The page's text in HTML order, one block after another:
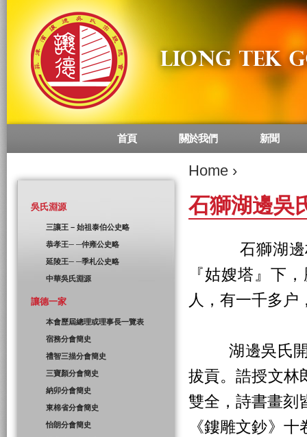
Home ›
石獅湖邊吳
石獅湖邊村
『姑嫂塔』下
人，有一千多户
湖邊吳氏開
拔貢。誥授文林
雙全，詩書畫刻
《鏤雕文鈔》
首頁 關於我們 新聞
吳氏淵源
三讓王 – 始祖泰伯公史略
恭孝王─ ─仲雍公史略
延陵王─ ─季札公史略
中華吳氏淵源
讓德一家
本會歷屆總理或理事長一覽表
宿務分會簡史
禮智三描分會簡史
三寶顏分會簡史
納卯分會簡史
東棉省分會簡史
怡朗分會簡史